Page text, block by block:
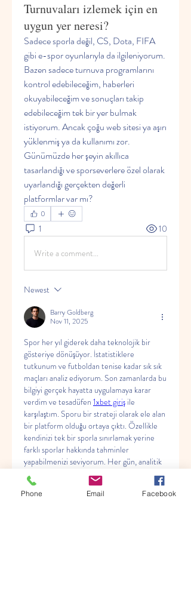
Turnuvaları izlemek için en
uygun yer neresi?
Sadece sporla değil, CS, Dota, FIFA
gibi e-spor oyunlarıyla da ilgileniyorum.
Bazen sadece turnuva programlarını
kontrol edebileceğim, haberleri
okuyabileceğim ve sonuçları takip
edebileceğim tek bir yer bulmak
istiyorum. Ancak çoğu web sitesi ya aşırı
yüklenmiş ya da kullanımı zor.
Günümüzde her şeyin akıllıca
tasarlandığı ve sporseverlere özel olarak
uyarlandığı gerçekten değerli
platformlar var mı?
0
1 10
Write a comment...
Newest
Barry Goldberg
Nov 11, 2025
Spor her yıl giderek daha teknolojik bir
gösteriye dönüşüyor. İstatistiklere
tutkunum ve futboldan tenise kadar sık ​​sık
maçları analiz ediyorum. Son zamanlarda bu
bilgiyi gerçek hayatta uygulamaya karar
verdim ve tesadüfen 1xbet giriş ile
karşılaştım. Sporu bir strateji olarak ele alan
bir platform olduğu ortaya çıktı. Özellikle
kendinizi tek bir sporla sınırlamak yerine
farklı sporlar hakkında tahminler
yapabilmenizi seviyorum. Her gün, analitik
becerilerimi test etmek için yeni bir fırsat.
Like Reply
Phone Email Facebook